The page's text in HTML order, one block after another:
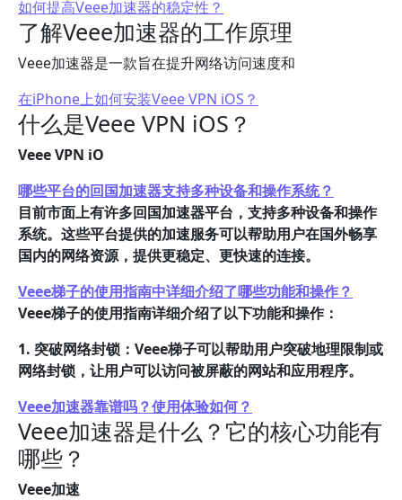
如何提高Veee加速器的稳定性？
了解Veee加速器的工作原理
Veee加速器是一款旨在提升网络访问速度和
在iPhone上如何安装Veee VPN iOS？
什么是Veee VPN iOS？
Veee VPN iO
哪些平台的回国加速器支持多种设备和操作系统？
目前市面上有许多回国加速器平台，支持多种设备和操作
系统。这些平台提供的加速服务可以帮助用户在国外畅享
国内的网络资源，提供更稳定、更快速的连接。
Veee梯子的使用指南中详细介绍了哪些功能和操作？
Veee梯子的使用指南详细介绍了以下功能和操作：
1. 突破网络封锁：Veee梯子可以帮助用户突破地理限制或
网络封锁，让用户可以访问被屏蔽的网站和应用程序。
Veee加速器靠谱吗？使用体验如何？
Veee加速器是什么？它的核心功能有
哪些？
Veee加速